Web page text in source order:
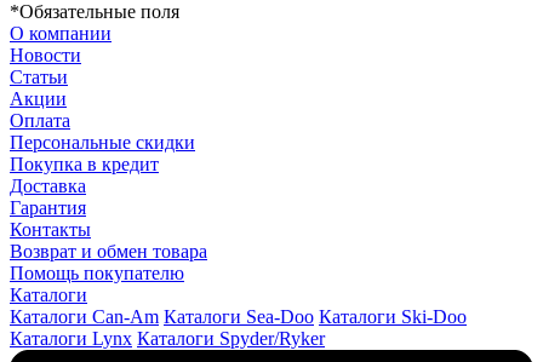
*Обязательные поля
О компании
Новости
Статьи
Акции
Оплата
Персональные скидки
Покупка в кредит
Доставка
Гарантия
Контакты
Возврат и обмен товара
Помощь покупателю
Каталоги
Каталоги Can-Am Каталоги Sea-Doo Каталоги Ski-Doo
Каталоги Lynx Каталоги Spyder/Ryker